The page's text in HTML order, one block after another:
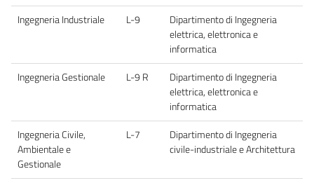
Ingegneria Industriale
L-9
Dipartimento di Ingegneria
elettrica, elettronica e
informatica
Ingegneria Gestionale
L-9 R
Dipartimento di Ingegneria
elettrica, elettronica e
informatica
Ingegneria Civile,
Ambientale e
Gestionale
L-7
Dipartimento di Ingegneria
civile-industriale e Architettura